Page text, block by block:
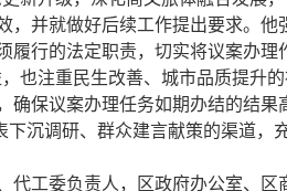
并就做好后续工作提出要求。
行的法定职责，切实将议案办
也注重民生改善、城市品质提升
确保议案办理任务如期办结的结
下沉调研、群众建言献策的渠道
代工委负责人，区政府办公室、